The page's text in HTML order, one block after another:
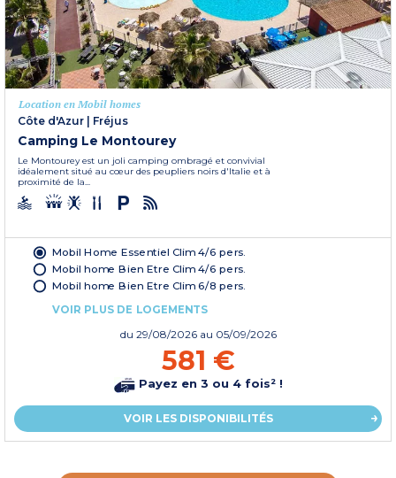
Location en Mobil homes
Côte d'Azur | Fréjus
Camping Le Montourey
Le Montourey est un joli camping ombragé et convivial
idéalement situé au cœur des peupliers noirs d'Italie et à
proximité de la...
Mobil Home Essentiel Clim 4/6 pers.
Mobil home Bien Etre Clim 4/6 pers.
Mobil home Bien Etre Clim 6/8 pers.
VOIR PLUS DE LOGEMENTS
du 29/08/2026 au 05/09/2026
581 €
Payez en 3 ou 4 fois² !
VOIR LES DISPONIBILITÉS